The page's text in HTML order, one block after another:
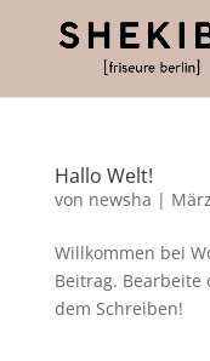
Hallo Welt!
von newsha |
Willkommen bei
Beitrag.
dem Schreiben!